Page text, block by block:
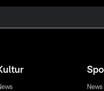
News